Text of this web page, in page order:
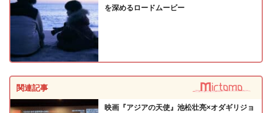
を深めるロードムービー
関連記事
映画『アジアの天使』池松壮亮×オダギリジョ